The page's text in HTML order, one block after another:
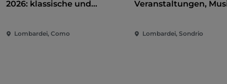
2026: klassische und
am Comer See
Lombardei, Como
Veranstaltungen,
Lombardei, Sondrio